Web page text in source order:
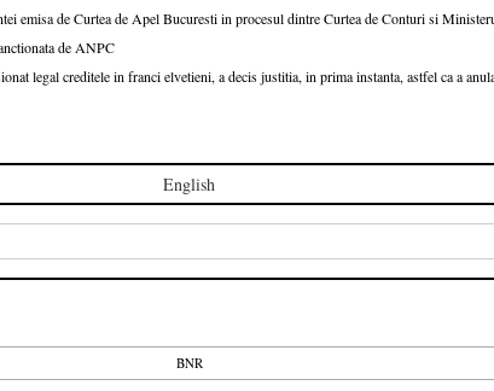
emisa de Curtea de Apel Bucuresti in procesul dintre Curtea de Conturi si
de ANPC
legal creditele in franci elvetieni, a decis justitia, in prima instanta, astfel ca a
English
BNR